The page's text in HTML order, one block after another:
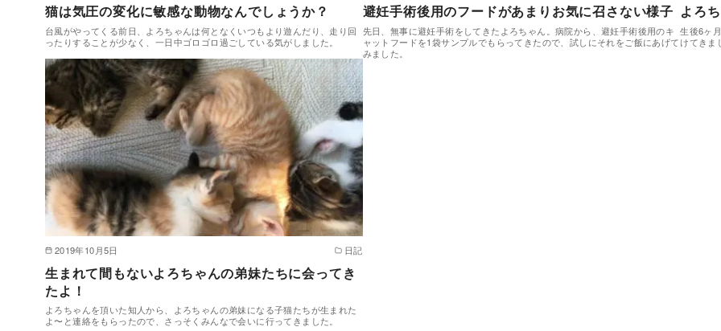
猫は気圧の変化に敏感な動物なんでしょうか？
台風がやってくる前日、よろちゃんは何となくいつもより遊んだり、走り回
ったりすることが少なく、一日中ゴロゴロ過ごしている気がしました。
避妊手術後用のフードがあまりお気に召さない様子
先日、無事に避妊手術をしてきたよろちゃん。病院から、避妊手術後用のキ
ャットフードを1袋サンプルでもらってきたので、試しにそれをご飯にあげて
みました。
よろ
生後6ヶ
けてきま
2019年10月5日 日記
生まれて間もないよろちゃんの弟妹たちに会ってき
たよ！
よろちゃんを頂いた知人から、よろちゃんの弟妹になる子猫たちが生まれた
よ〜と連絡をもらったので、さっそくみんなで会いに行ってきました。